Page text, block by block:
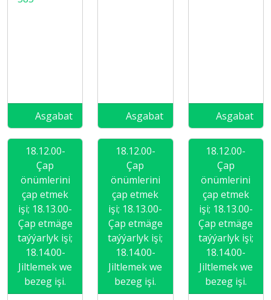
Asgabat Asgabat Asgabat
18.12.00-
Çap
önümlerini
çap etmek
işi; 18.13.00-
Çap etmäge
taýýarlyk işi;
18.14.00-
Jiltlemek we
bezeg işi.
18.12.00-
Çap
önümlerini
çap etmek
işi; 18.13.00-
Çap etmäge
taýýarlyk işi;
18.14.00-
Jiltlemek we
bezeg işi.
18.12.00-
Çap
önümlerini
çap etmek
işi; 18.13.00-
Çap etmäge
taýýarlyk işi;
18.14.00-
Jiltlemek we
bezeg işi.